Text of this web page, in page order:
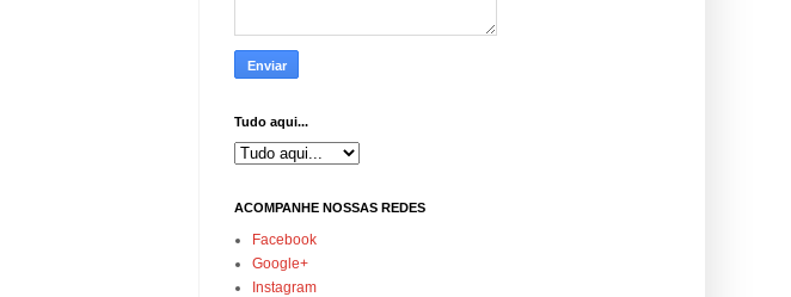
Tudo aqui...
ACOMPANHE NOSSAS REDES
Facebook
Google+
Instagram